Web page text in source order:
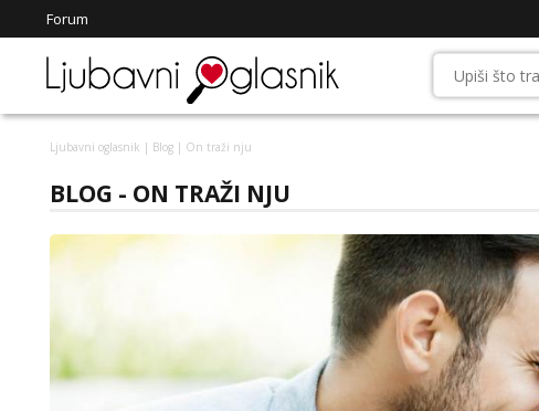
Forum
Ljubavni oglasnik | Blog | On traži nju
BLOG - ON TRAŽI NJU